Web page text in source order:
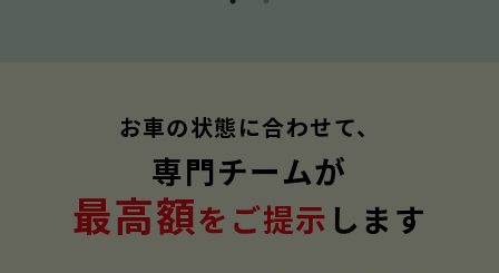
お車の状態に合わせて、
専門チームが
最高額をご提示 します